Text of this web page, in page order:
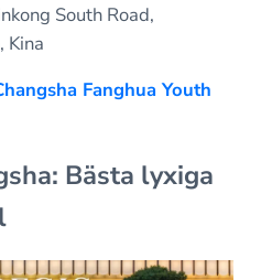
South Road,
Kina
Fanghua Youth
Bästa lyxiga